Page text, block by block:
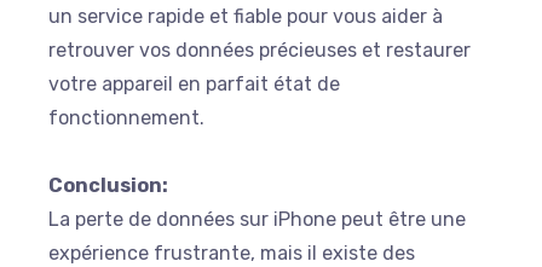
un service rapide et fiable pour vous aider à
retrouver vos données précieuses et restaurer
votre appareil en parfait état de
fonctionnement.
Conclusion:
La perte de données sur iPhone peut être une
expérience frustrante, mais il existe des